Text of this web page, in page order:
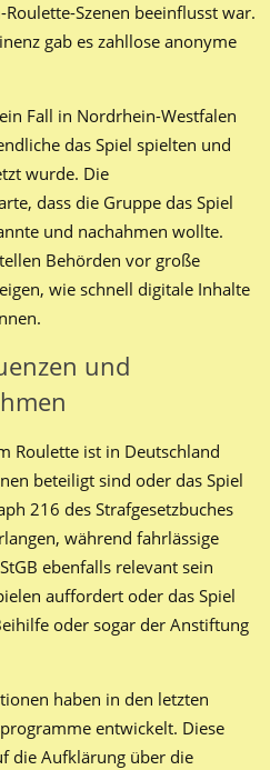
Szenen beeinflusst war.
gab es zahllose anonyme
Fall in Nordrhein-Westfalen
das Spiel spielten und
wurde. Die
dass die Gruppe das Spiel
und nachahmen wollte.
Behörden vor große
wie schnell digitale Inhalte
und
Roulette ist in Deutschland
beteiligt sind oder das Spiel
216 des Strafgesetzbuches
während fahrlässige
ebenfalls relevant sein
auffordert oder das Spiel
oder sogar der Anstiftung
haben in den letzten
entwickelt. Diese
die Aufklärung über die